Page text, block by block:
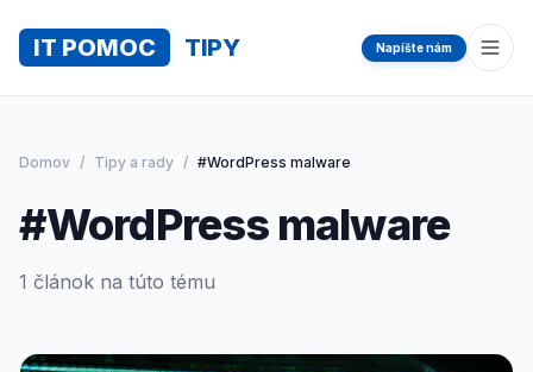
IT POMOC TIPY Napíšte nám
Domov / Tipy a rady / #WordPress malware
#WordPress malware
1 článok na túto tému